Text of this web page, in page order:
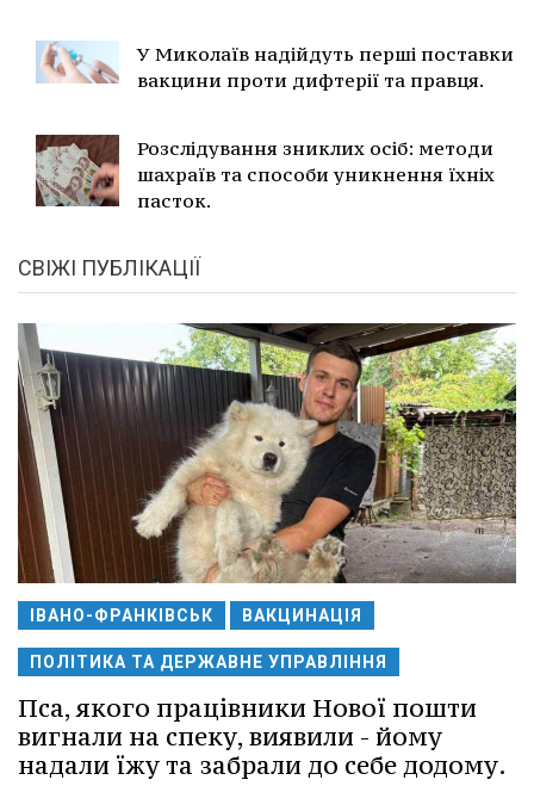
У Миколаїв надійдуть перші поставки
вакцини проти дифтерії та правця.
Розслідування зниклих осіб: методи
шахраїв та способи уникнення їхніх
пасток.
СВІЖІ ПУБЛІКАЦІЇ
ІВАНО-ФРАНКІВСЬК ВАКЦИНАЦІЯ
ПОЛІТИКА ТА ДЕРЖАВНЕ УПРАВЛІННЯ
Пса, якого працівники Нової пошти
вигнали на спеку, виявили - йому
надали їжу та забрали до себе додому.